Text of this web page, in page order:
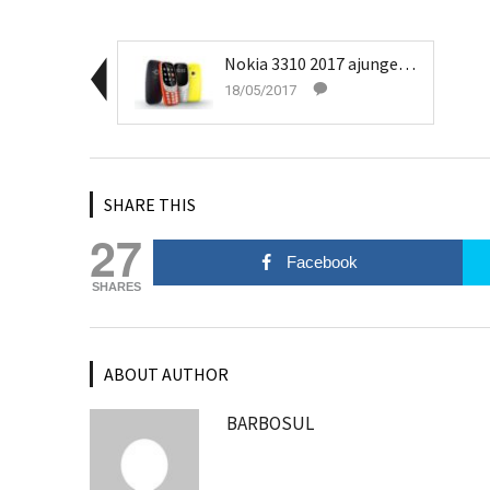
Nokia 3310 2017 ajunge în România
18/05/2017
SHARE THIS
27
SHARES
Facebook
ABOUT AUTHOR
BARBOSUL